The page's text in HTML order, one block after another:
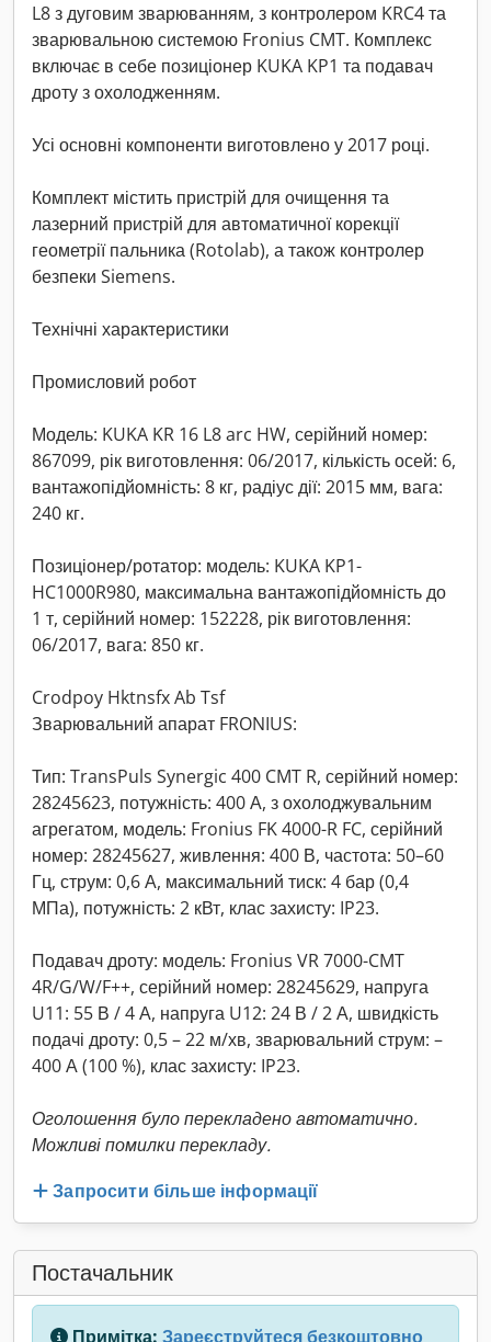
L8 з дуговим зварюванням, з контролером KRC4 та
зварювальною системою Fronius CMT. Комплекс
включає в себе позиціонер KUKA KP1 та подавач
дроту з охолодженням.
Усі основні компоненти виготовлено у 2017 році.
Комплект містить пристрій для очищення та
лазерний пристрій для автоматичної корекції
геометрії пальника (Rotolab), а також контролер
безпеки Siemens.
Технічні характеристики
Промисловий робот
Модель: KUKA KR 16 L8 arc HW, серійний номер:
867099, рік виготовлення: 06/2017, кількість осей: 6,
вантажопідйомність: 8 кг, радіус дії: 2015 мм, вага:
240 кг.
Позиціонер/ротатор: модель: KUKA KP1-
HC1000R980, максимальна вантажопідйомність до
1 т, серійний номер: 152228, рік виготовлення:
06/2017, вага: 850 кг.
Crodpoy Hktnsfx Ab Tsf
Зварювальний апарат FRONIUS:
Тип: TransPuls Synergic 400 CMT R, серійний номер:
28245623, потужність: 400 А, з охолоджувальним
агрегатом, модель: Fronius FK 4000-R FC, серійний
номер: 28245627, живлення: 400 В, частота: 50–60
Гц, струм: 0,6 А, максимальний тиск: 4 бар (0,4
МПа), потужність: 2 кВт, клас захисту: IP23.
Подавач дроту: модель: Fronius VR 7000-CMT
4R/G/W/F++, серійний номер: 28245629, напруга
U11: 55 В / 4 А, напруга U12: 24 В / 2 А, швидкість
подачі дроту: 0,5 – 22 м/хв, зварювальний струм: –
400 А (100 %), клас захисту: IP23.
Оголошення було перекладено автоматично.
Можливі помилки перекладу.
Запросити більше інформації
Постачальник
Примітка: Зареєструйтеся безкоштовно